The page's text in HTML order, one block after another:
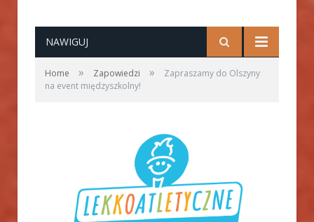
NAWIGUJ
Home » Zapowiedzi »
Zapraszamy do Olszyny
na event międzyszkolny!